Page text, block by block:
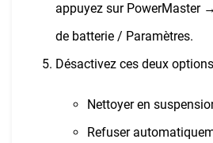
appuyez sur PowerMaster
de batterie / Paramètres.
Désactivez ces deux
Nettoyer en
Refuser